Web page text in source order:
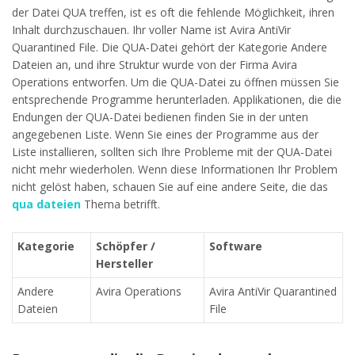
der Datei QUA treffen, ist es oft die fehlende Möglichkeit, ihren
Inhalt durchzuschauen. Ihr voller Name ist Avira AntiVir
Quarantined File. Die QUA-Datei gehört der Kategorie Andere
Dateien an, und ihre Struktur wurde von der Firma Avira
Operations entworfen. Um die QUA-Datei zu öffnen müssen Sie
entsprechende Programme herunterladen. Applikationen, die die
Endungen der QUA-Datei bedienen finden Sie in der unten
angegebenen Liste. Wenn Sie eines der Programme aus der
Liste installieren, sollten sich Ihre Probleme mit der QUA-Datei
nicht mehr wiederholen. Wenn diese Informationen Ihr Problem
nicht gelöst haben, schauen Sie auf eine andere Seite, die das
qua dateien Thema betrifft.
Kategorie
Schöpfer /
Hersteller
Software
Andere
Dateien
Avira Operations
Avira AntiVir Quarantined
File